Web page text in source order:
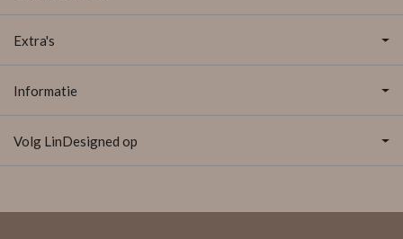
Extra's
Informatie
Volg LinDesigned op